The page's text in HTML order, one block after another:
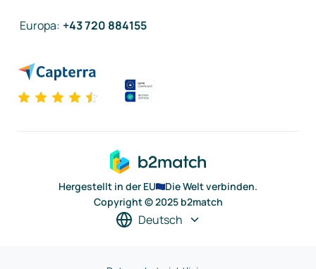
Europa: +43 720 884155
Hergestellt in der EU
Die Welt verbinden.
Copyright © 2025 b2match
Deutsch